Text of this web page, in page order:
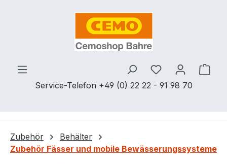
Zum Hauptinhalt springen
Service-Telefon +49 (0) 22 22 - 91 98 70
Du hast 0
Zubehör
Behälter
Zubehör Fässer und mobile Bewässerungssysteme